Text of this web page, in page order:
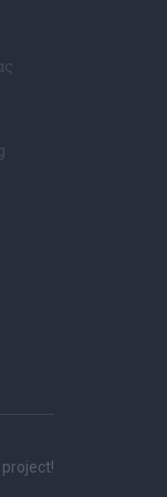
project!